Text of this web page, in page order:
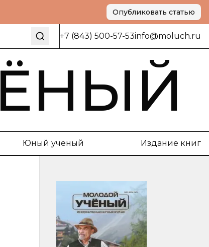
Опубликовать статью
+7 (843) 500-57-53info@moluch.ru
Юный ученый Издание книг